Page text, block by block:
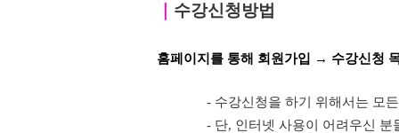
수강신청방법
홈페이지를 통해 회원가입 → 수강신청
- 수강신청을 하기 위해서는 모
- 단, 인터넷 사용이 어려우신